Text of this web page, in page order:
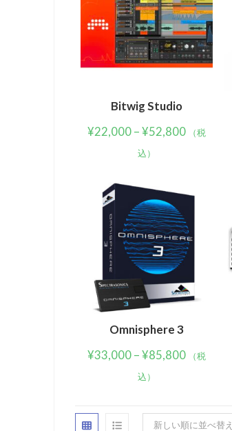
Bitwig Studio
¥22,000–¥52,800
（税
込）
Omnisphere 3
¥33,000–¥85,800
（税
込）
新しい順に並べ替え